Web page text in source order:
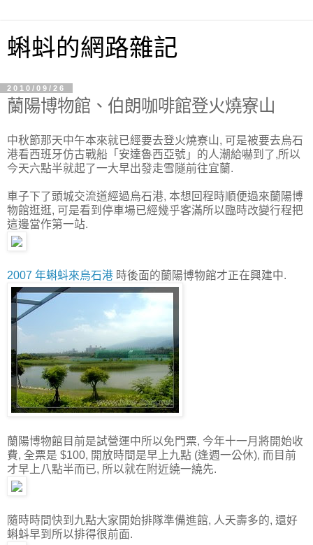
蝌蚪的網路雜記
2010/09/26
蘭陽博物館、伯朗咖啡館登火燒寮山
中秋節那天中午本來就已經要去登火燒寮山, 可是被要去烏石
港看西班牙仿古戰船「安達魯西亞號」的人潮給嚇到了,所以
今天六點半就起了一大早出發走雪隧前往宜蘭.
車子下了頭城交流道經過烏石港, 本想回程時順便過來蘭陽博
物館逛逛, 可是看到停車場已經幾乎客滿所以臨時改變行程把
這邊當作第一站.
2007 年蝌蚪來烏石港 時後面的蘭陽博物館才正在興建中.
蘭陽博物館目前是試營運中所以免門票, 今年十一月將開始收
費, 全票是 $100, 開放時間是早上九點 (逢週一公休), 而目前
才早上八點半而已, 所以就在附近繞一繞先.
隨時時間快到九點大家開始排隊準備進館, 人夭壽多的, 還好
蝌蚪早到所以排得很前面.